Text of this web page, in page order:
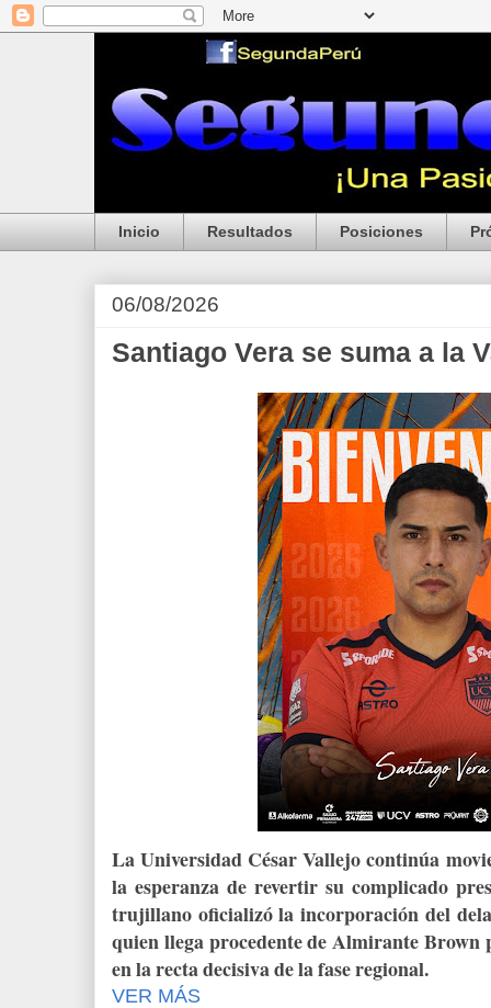
Inicio Resultados Posiciones
06/08/2026
Santiago Vera se suma a la
La Universidad César Vallejo continúa
la esperanza de revertir su complicado
trujillano oficializó la incorporación del
quien llega procedente de Almirante
en la recta decisiva de la fase regional.
VER MÁS